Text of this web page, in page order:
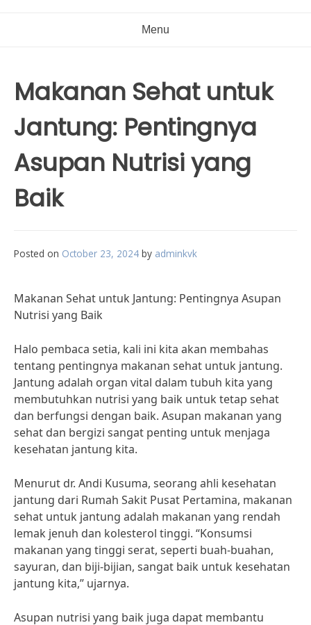
Menu
Makanan Sehat untuk
Jantung: Pentingnya
Asupan Nutrisi yang
Baik
Posted on October 23, 2024 by adminkvk
Makanan Sehat untuk Jantung: Pentingnya Asupan
Nutrisi yang Baik
Halo pembaca setia, kali ini kita akan membahas
tentang pentingnya makanan sehat untuk jantung.
Jantung adalah organ vital dalam tubuh kita yang
membutuhkan nutrisi yang baik untuk tetap sehat
dan berfungsi dengan baik. Asupan makanan yang
sehat dan bergizi sangat penting untuk menjaga
kesehatan jantung kita.
Menurut dr. Andi Kusuma, seorang ahli kesehatan
jantung dari Rumah Sakit Pusat Pertamina, makanan
sehat untuk jantung adalah makanan yang rendah
lemak jenuh dan kolesterol tinggi. “Konsumsi
makanan yang tinggi serat, seperti buah-buahan,
sayuran, dan biji-bijian, sangat baik untuk kesehatan
jantung kita,” ujarnya.
Asupan nutrisi yang baik juga dapat membantu